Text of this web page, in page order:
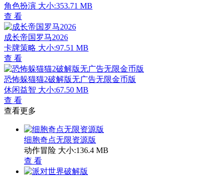
角色扮演 大小:353.71 MB
查 看
成长帝国罗马2026
卡牌策略 大小:97.51 MB
查 看
恐怖躲猫猫2破解版无广告无限金币版
休闲益智 大小:67.50 MB
查 看
查看更多
细胞奇点无限资源版
动作冒险 大小:136.4 MB
查 看